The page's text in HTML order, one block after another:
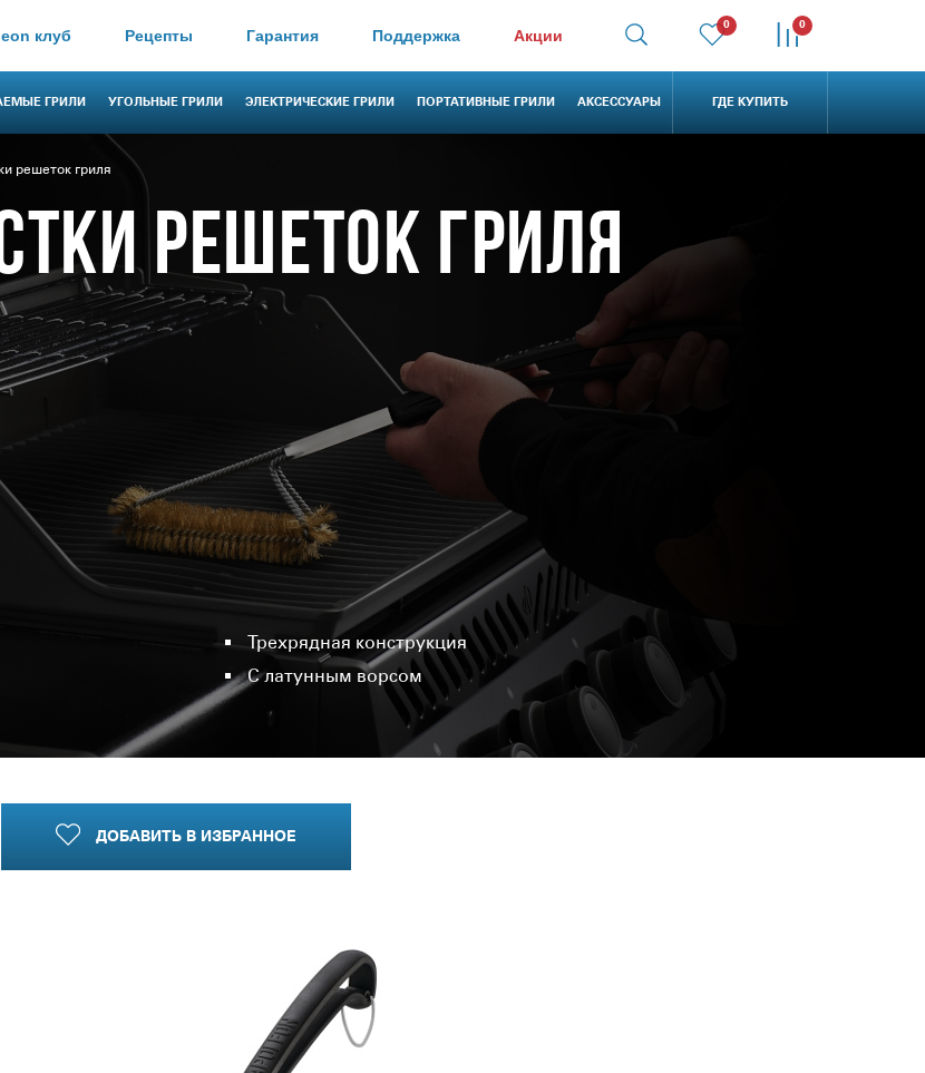
клуб Рецепты Гарантия Поддержка Акции
0 0
ГРИЛИ УГОЛЬНЫЕ ГРИЛИ ЭЛЕКТРИЧЕСКИЕ ГРИЛИ ПОРТАТИВНЫЕ ГРИЛИ АКСЕССУАРЫ ГДЕ КУПИТЬ
решеток гриля
РЕШЕТОК ГРИЛЯ
Трехрядная конструкция
С латунным ворсом
ДОБАВИТЬ В ИЗБРАННОЕ